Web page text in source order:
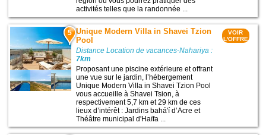
activités telles que la randonnée ...
5 Unique Modern Villa in Shavei Tzion
Pool
Distance Location de vacances-Nahariya :
7km
Proposant une piscine extérieure et offrant
une vue sur le jardin, l’hébergement
Unique Modern Villa in Shavei Tzion Pool
vous accueille à Shavei Tsion, à
respectivement 5,7 km et 29 km de ces
lieux d’intérêt : Jardins bahá'í d’Acre et
Théâtre municipal d'Haïfa ...
VOIR
L'OFFRE